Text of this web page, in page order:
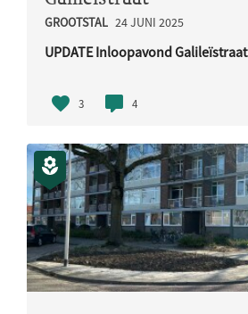
GROOTSTAL 24 JUNI 2025
UPDATE Inloopavond
3 4